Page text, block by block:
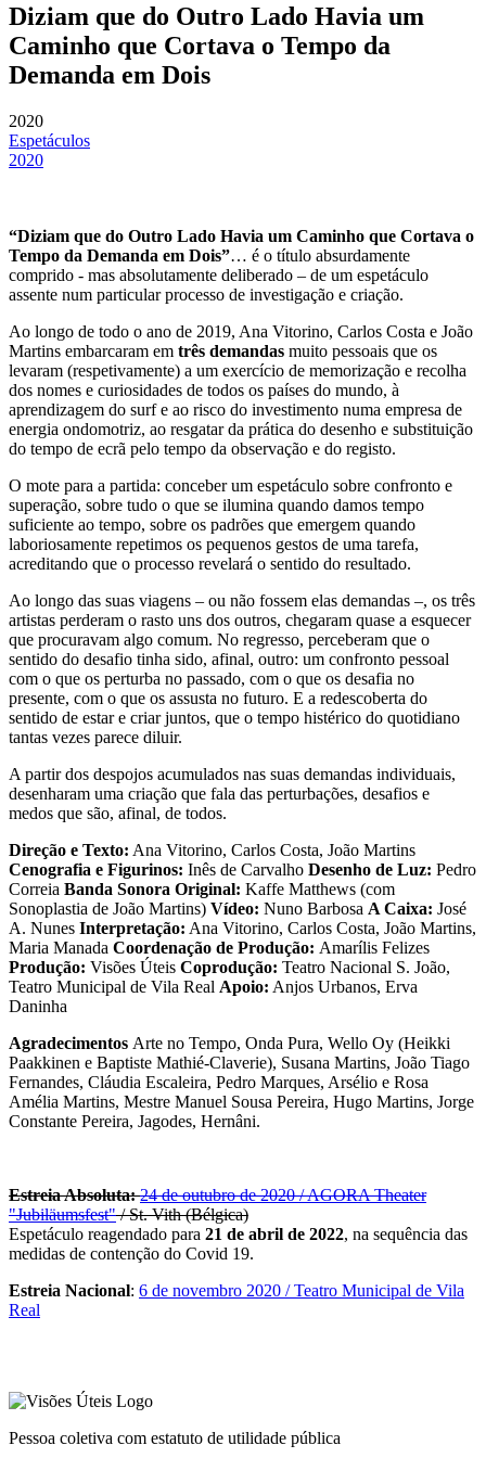
Diziam que do Outro Lado Havia um
Caminho que Cortava o Tempo da
Demanda em Dois
2020
Espetáculos
2020
“Diziam que do Outro Lado Havia um Caminho que Cortava o
Tempo da Demanda em Dois”… é o título absurdamente
comprido - mas absolutamente deliberado – de um espetáculo
assente num particular processo de investigação e criação.
Ao longo de todo o ano de 2019, Ana Vitorino, Carlos Costa e João
Martins embarcaram em três demandas muito pessoais que os
levaram (respetivamente) a um exercício de memorização e recolha
dos nomes e curiosidades de todos os países do mundo, à
aprendizagem do surf e ao risco do investimento numa empresa de
energia ondomotriz, ao resgatar da prática do desenho e substituição
do tempo de ecrã pelo tempo da observação e do registo.
O mote para a partida: conceber um espetáculo sobre confronto e
superação, sobre tudo o que se ilumina quando damos tempo
suficiente ao tempo, sobre os padrões que emergem quando
laboriosamente repetimos os pequenos gestos de uma tarefa,
acreditando que o processo revelará o sentido do resultado.
Ao longo das suas viagens – ou não fossem elas demandas –, os três
artistas perderam o rasto uns dos outros, chegaram quase a esquecer
que procuravam algo comum. No regresso, perceberam que o
sentido do desafio tinha sido, afinal, outro: um confronto pessoal
com o que os perturba no passado, com o que os desafia no
presente, com o que os assusta no futuro. E a redescoberta do
sentido de estar e criar juntos, que o tempo histérico do quotidiano
tantas vezes parece diluir.
A partir dos despojos acumulados nas suas demandas individuais,
desenharam uma criação que fala das perturbações, desafios e
medos que são, afinal, de todos.
Direção e Texto: Ana Vitorino, Carlos Costa, João Martins
Cenografia e Figurinos: Inês de Carvalho Desenho de Luz: Pedro
Correia Banda Sonora Original: Kaffe Matthews (com
Sonoplastia de João Martins) Vídeo: Nuno Barbosa A Caixa: José
A. Nunes Interpretação: Ana Vitorino, Carlos Costa, João Martins,
Maria Manada Coordenação de Produção: Amarílis Felizes
Produção: Visões Úteis Coprodução: Teatro Nacional S. João,
Teatro Municipal de Vila Real Apoio: Anjos Urbanos, Erva
Daninha
Agradecimentos Arte no Tempo, Onda Pura, Wello Oy (Heikki
Paakkinen e Baptiste Mathié-Claverie), Susana Martins, João Tiago
Fernandes, Cláudia Escaleira, Pedro Marques, Arsélio e Rosa
Amélia Martins, Mestre Manuel Sousa Pereira, Hugo Martins, Jorge
Constante Pereira, Jagodes, Hernâni.
Estreia Absoluta:24 de outubro de 2020 / AGORA Theater
"Jubiläumsfest"/ St. Vith (Bélgica)
Espetáculo reagendado para 21 de abril de 2022, na sequência das
medidas de contenção do Covid 19.
Estreia Nacional: 6 de novembro 2020 / Teatro Municipal de Vila
Real
Pessoa coletiva com estatuto de utilidade pública